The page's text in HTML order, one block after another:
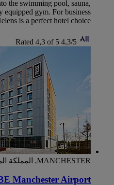
the swimming pool, sauna,
gym. For business
is a perfect hotel choice.
4,3/5
Rated 4,3 of 5
MANCHESTER, المملكة المتحدة
Manchester Airport